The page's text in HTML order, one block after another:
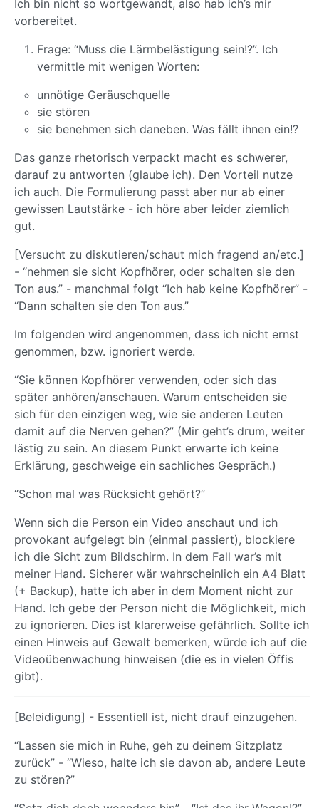
Ich bin nicht so wortgewandt, also hab ich’s mir
vorbereitet.
Frage: “Muss die Lärmbelästigung sein!?”. Ich
vermittle mit wenigen Worten:
unnötige Geräuschquelle
sie stören
sie benehmen sich daneben. Was fällt ihnen ein!?
Das ganze rhetorisch verpackt macht es schwerer,
darauf zu antworten (glaube ich). Den Vorteil nutze
ich auch. Die Formulierung passt aber nur ab einer
gewissen Lautstärke - ich höre aber leider ziemlich
gut.
[Versucht zu diskutieren/schaut mich fragend an/etc.]
- “nehmen sie sicht Kopfhörer, oder schalten sie den
Ton aus.” - manchmal folgt “Ich hab keine Kopfhörer” -
“Dann schalten sie den Ton aus.”
Im folgenden wird angenommen, dass ich nicht ernst
genommen, bzw. ignoriert werde.
“Sie können Kopfhörer verwenden, oder sich das
später anhören/anschauen. Warum entscheiden sie
sich für den einzigen weg, wie sie anderen Leuten
damit auf die Nerven gehen?” (Mir geht’s drum, weiter
lästig zu sein. An diesem Punkt erwarte ich keine
Erklärung, geschweige ein sachliches Gespräch.)
“Schon mal was Rücksicht gehört?”
Wenn sich die Person ein Video anschaut und ich
provokant aufgelegt bin (einmal passiert), blockiere
ich die Sicht zum Bildschirm. In dem Fall war’s mit
meiner Hand. Sicherer wär wahrscheinlich ein A4 Blatt
(+ Backup), hatte ich aber in dem Moment nicht zur
Hand. Ich gebe der Person nicht die Möglichkeit, mich
zu ignorieren. Dies ist klarerweise gefährlich. Sollte ich
einen Hinweis auf Gewalt bemerken, würde ich auf die
Videoübenwachung hinweisen (die es in vielen Öffis
gibt).
[Beleidigung] - Essentiell ist, nicht drauf einzugehen.
“Lassen sie mich in Ruhe, geh zu deinem Sitzplatz
zurück” - “Wieso, halte ich sie davon ab, andere Leute
zu stören?”